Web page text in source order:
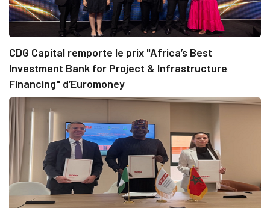
CDG Capital remporte le prix "Africa’s Best
Investment Bank for Project & Infrastructure
Financing" d’Euromoney